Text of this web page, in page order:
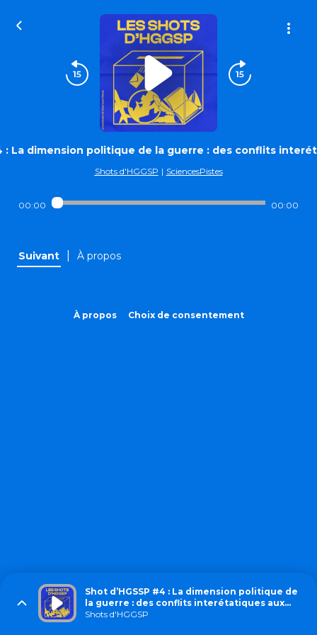
: La dimension politique de la guerre : des conflits
Shots d'HGGSP | SciencesPistes
00:00 00:00
Suivant À propos
À propos Choix de consentement
Shot d’HGSSP #4 : La dimension politique de
la guerre : des conflits interétatiques aux
enjeux transnationaux
Shots d'HGGSP